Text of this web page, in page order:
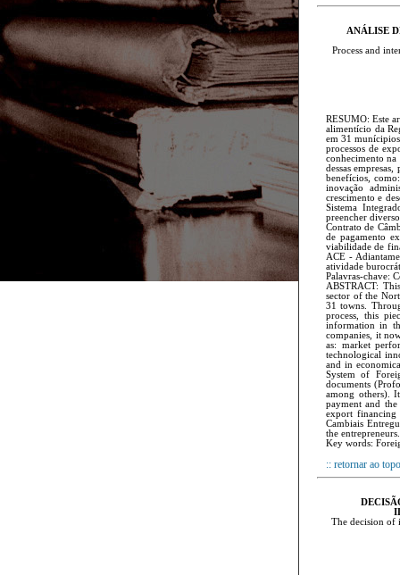
ANÁLISE
Process and
RESUMO: Este
alimentício da
em 31
processos de
conhecimento
dessas
benefícios,
inovação
crescimento e
Sistema
preencher
Contrato de
de pagamento
viabilidade de
ACE -
ativida­de
Palavras-chave:
ABSTRACT:
sector of the
31 towns.
process, this
information in
companies, it
as: market
technological
and in
System of
documents
among others).
payment and
export financing
Cambiais
the entrepreneurs.
Key words:
:: retornar ao topo
The decision of